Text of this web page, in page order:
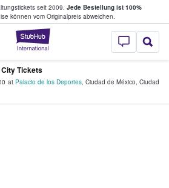
seit 2009. Jede Bestellung ist 100%
können vom Originalpreis abweichen.
StubHub - Wo
& verkaufen
Tickets
at Palacio de los Deportes, Ciudad de México, Ciudad